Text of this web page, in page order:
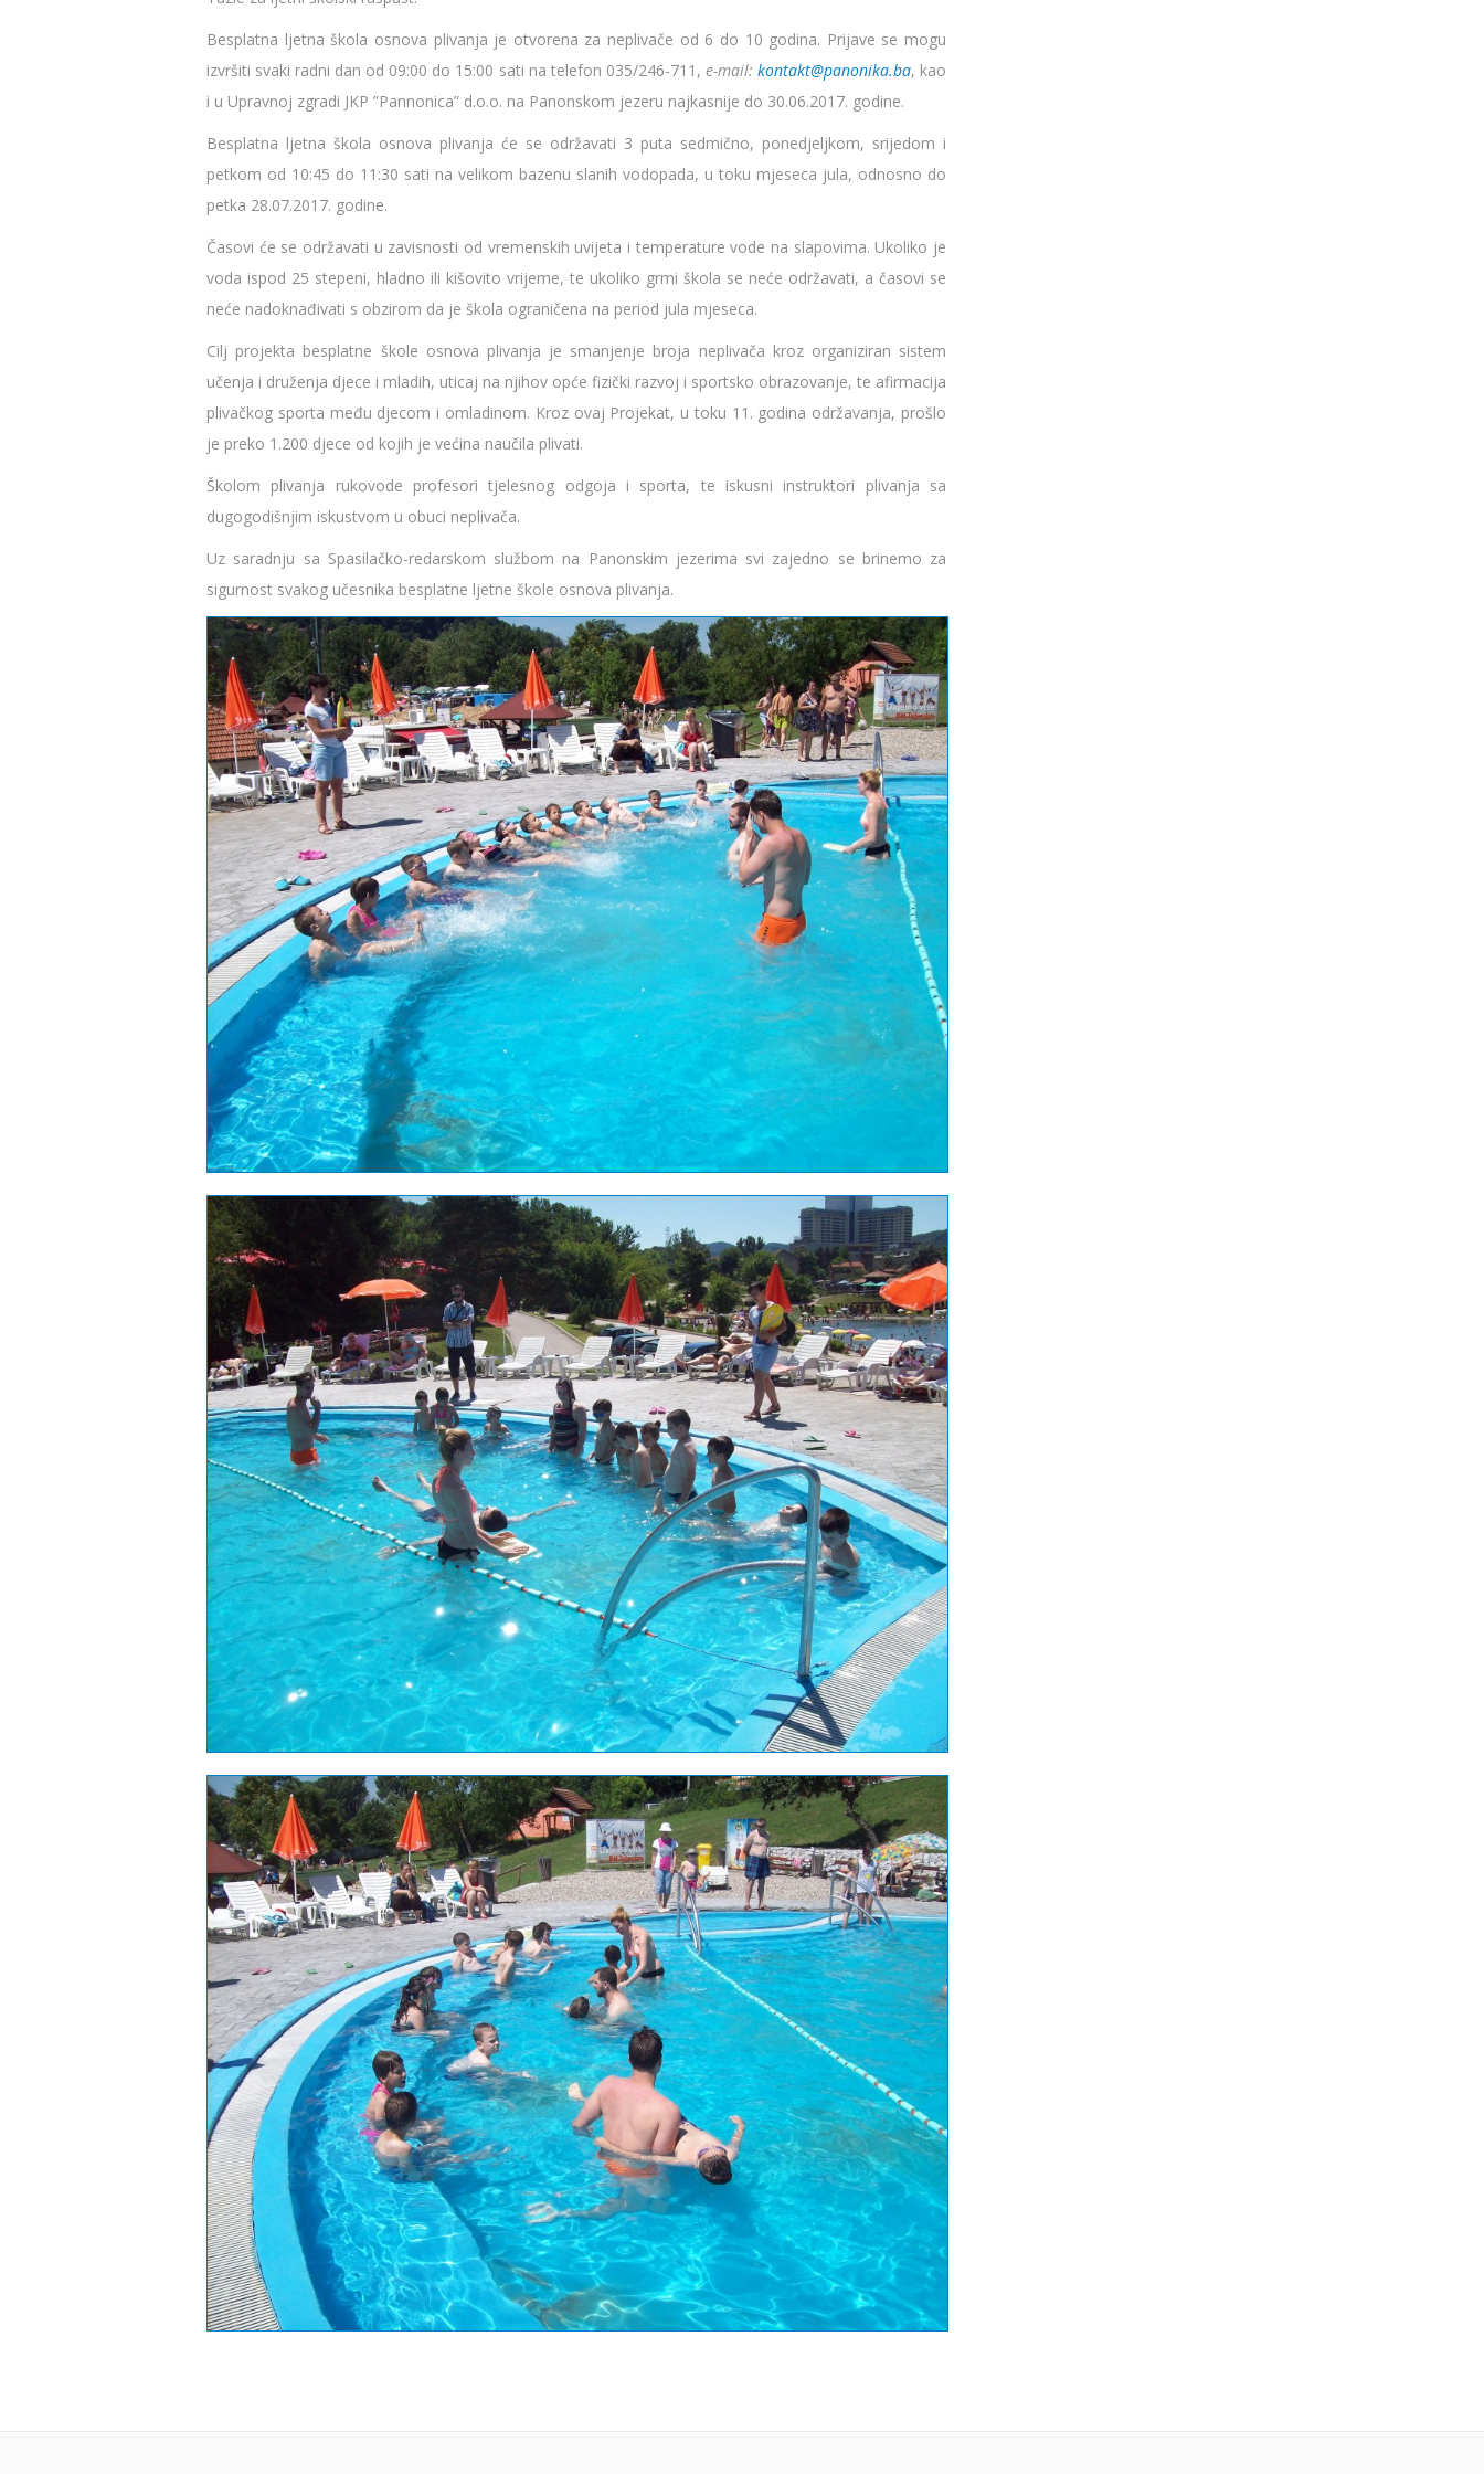
Besplatna ljetna škola osnova plivanja je otvorena za neplivače od 6 do 10 godina. Prijave se mogu
izvršiti svaki radni dan od 09:00 do 15:00 sati na telefon 035/246-711, e-mail: kontakt@panonika.ba, kao
i u Upravnoj zgradi JKP ”Pannonica” d.o.o. na Panonskom jezeru najkasnije do 30.06.2017. godine.
Besplatna ljetna škola osnova plivanja će se održavati 3 puta sedmično, ponedjeljkom, srijedom i
petkom od 10:45 do 11:30 sati na velikom bazenu slanih vodopada, u toku mjeseca jula, odnosno do
petka 28.07.2017. godine.
Časovi će se održavati u zavisnosti od vremenskih uvijeta i temperature vode na slapovima. Ukoliko je
voda ispod 25 stepeni, hladno ili kišovito vrijeme, te ukoliko grmi škola se neće održavati, a časovi se
neće nadoknađivati s obzirom da je škola ograničena na period jula mjeseca.
Cilj projekta besplatne škole osnova plivanja je smanjenje broja neplivača kroz organiziran sistem
učenja i druženja djece i mladih, uticaj na njihov opće fizički razvoj i sportsko obrazovanje, te afirmacija
plivačkog sporta među djecom i omladinom. Kroz ovaj Projekat, u toku 11. godina održavanja, prošlo
je preko 1.200 djece od kojih je većina naučila plivati.
Školom plivanja rukovode profesori tjelesnog odgoja i sporta, te iskusni instruktori plivanja sa
dugogodišnjim iskustvom u obuci neplivača.
Uz saradnju sa Spasilačko-redarskom službom na Panonskim jezerima svi zajedno se brinemo za
sigurnost svakog učesnika besplatne ljetne škole osnova plivanja.